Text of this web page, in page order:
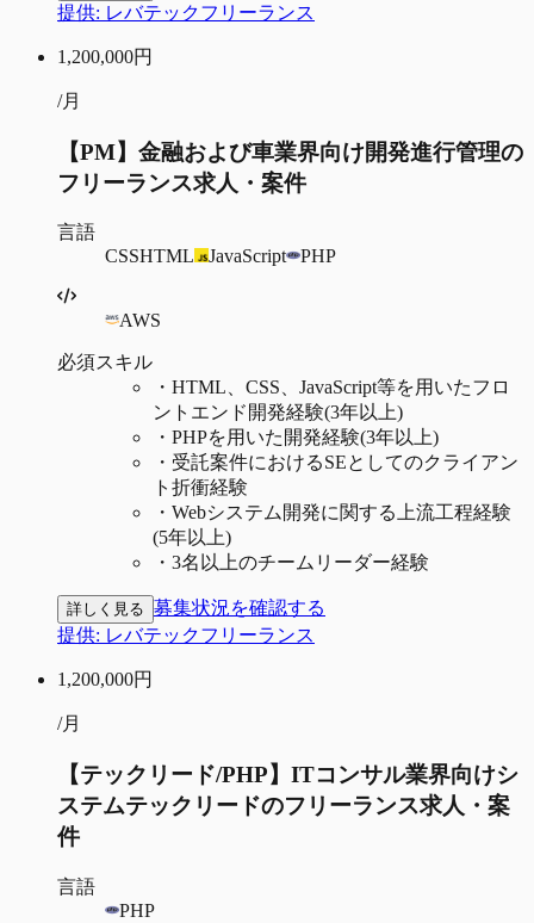
提供: レバテックフリーランス
1,200,000円
/月
【PM】金融および車業界向け開発進行管理の
フリーランス求人・案件
言語
CSSHTML JavaScript PHP
AWS
必須スキル
・ HTML、CSS、JavaScript等を用いたフロ
ントエンド開発経験(3年以上)
・ PHPを用いた開発経験(3年以上)
・ 受託案件におけるSEとしてのクライアン
ト折衝経験
・ Webシステム開発に関する上流工程経験
(5年以上)
・ 3名以上のチームリーダー経験
詳しく見る 募集状況を確認する
提供: レバテックフリーランス
1,200,000円
/月
【テックリード/PHP】ITコンサル業界向けシ
ステムテックリードのフリーランス求人・案
件
言語
PHP